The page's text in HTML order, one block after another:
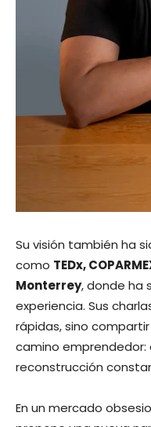
Su visión también ha
como TEDx,
Monterrey, donde ha
experiencia. Sus
rápidas, sino
camino emprendedor:
reconstrucción
En un mercado